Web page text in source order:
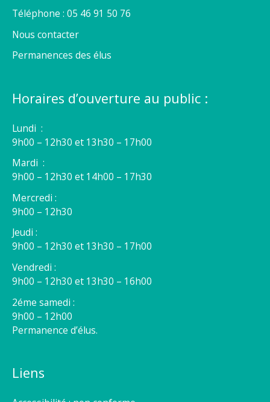
Téléphone : 05 46 91 50 76
Nous contacter
Permanences des élus
Horaires d’ouverture au public :
Lundi :
9h00 – 12h30 et 13h30 – 17h00
Mardi :
9h00 – 12h30 et 14h00 – 17h30
Mercredi :
9h00 – 12h30
Jeudi :
9h00 – 12h30 et 13h30 – 17h00
Vendredi :
9h00 – 12h30 et 13h30 – 16h00
2éme samedi :
9h00 – 12h00
Permanence d’élus.
Liens